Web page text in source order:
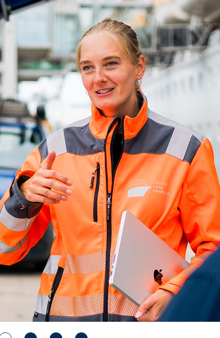
im Hafen am